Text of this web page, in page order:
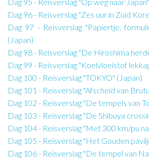
Dag 95 - Reisverslag "Op weg naar
Dag 96 - Reisverslag "Zes uur in Zuid
Dag 97 - Reisverslag "Papiertje,
(Japan)
Dag 98 - Reisverslag "De Hiroshima
Dag 99 - Reisverslag "Koelvloeistof
Dag 100 - Reisverslag "TOKYO" (Japan)
Dag 101 - Reisverslag "Afscheid van
Dag 102 - Reisverslag "De tempels van
Dag 103 - Reisverslag "De Shibuya
Dag 104 - Reisverslag "Met 300 km/pu
Dag 105 - Reisverslag "Het Gouden
Dag 106 - Reisverslag "De tempel van